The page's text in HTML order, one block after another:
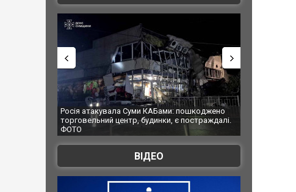
Росія атакувала Суми КАБами: пошкоджено
торговельний центр, будинки, є постраждалі.
Українські
під час ліквідації
Франції
ВІДЕО